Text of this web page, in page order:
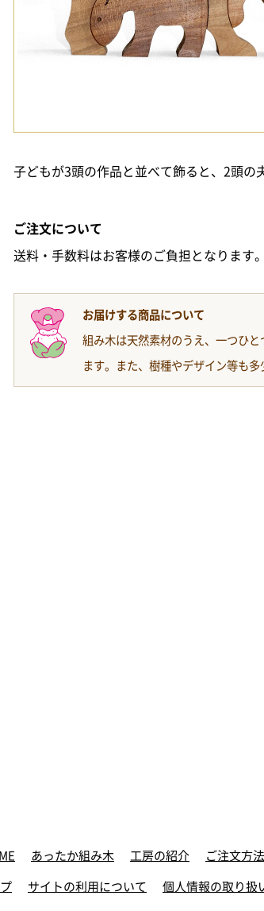
子どもが3頭の作品と並べて飾ると、2頭の
ご注文について
送料・手数料はお客様のご負担となります
お届けする商品について
組み木は天然素材のうえ、一つひ
ます。また、樹種やデザイン等も
あったか組み木 工房の紹介 ご注文方法
サイトの利用について 個人情報の取り扱